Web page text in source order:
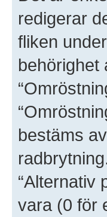
redigerar
fliken
behörighet
bestäms
“Alternativ
vara (0 för